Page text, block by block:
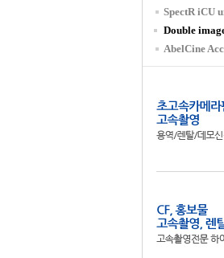
SpectR iCU
Double
AbelCine